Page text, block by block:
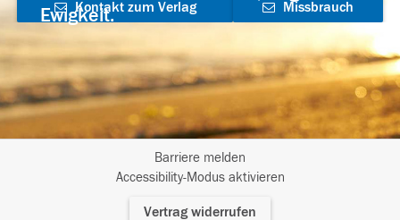
Ewigkeit.
Kontakt zum Verlag
aufnehmen
Missbrauch
Barriere melden
Accessibility-Modus aktivieren
Vertrag widerrufen